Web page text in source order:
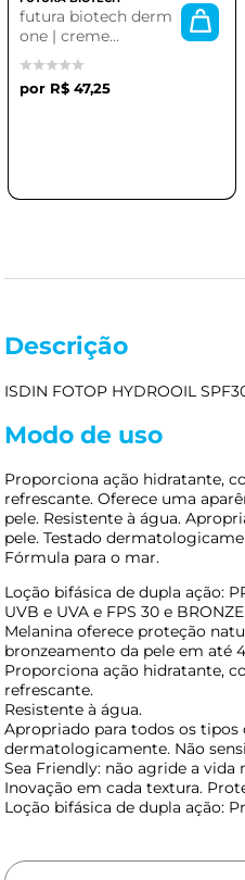
futura biotech derm
one | creme
antitranspirante
R$ 47,25
Descrição
ISDIN FOTOP HYDROOIL
Modo de uso
Proporciona ação hidratante,
refrescante. Oferece uma
pele. Resistente à água.
pele. Testado
Fórmula para o mar.
Loção bifásica de dupla ação:
UVB e UVA e FPS 30 e
Melanina oferece proteção
bronzeamento da pele em até
Proporciona ação hidratante,
refrescante.
Resistente à água.
Apropriado para todos os tipos
dermatologicamente. Não
Sea Friendly: não agride a vida
Inovação em cada textura.
Loção bifásica de dupla ação: